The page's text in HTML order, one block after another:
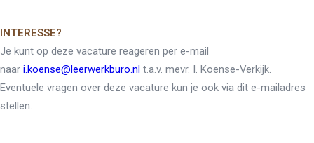
INTERESSE?
Je kunt op deze vacature reageren per e-mail
naar i.koense@leerwerkburo.nl t.a.v. mevr. I. Koense-Verkijk.
Eventuele vragen over deze vacature kun je ook via dit e-mailadres
stellen.